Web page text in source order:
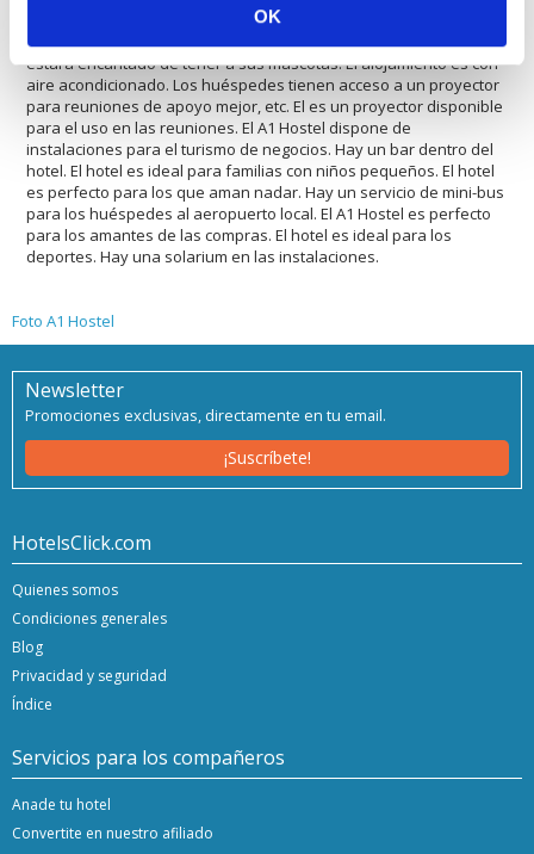
OK
aparcamiento para poder dejar un coche con seguridad. El hotel
es adecuado para grupos grandes y pequeños. El A1 Hostel
estará encantado de tener a sus mascotas. El alojamiento es con
aire acondicionado. Los huéspedes tienen acceso a un proyector
para reuniones de apoyo mejor, etc. El es un proyector disponible
para el uso en las reuniones. El A1 Hostel dispone de
instalaciones para el turismo de negocios. Hay un bar dentro del
hotel. El hotel es ideal para familias con niños pequeños. El hotel
es perfecto para los que aman nadar. Hay un servicio de mini-bus
para los huéspedes al aeropuerto local. El A1 Hostel es perfecto
para los amantes de las compras. El hotel es ideal para los
deportes. Hay una solarium en las instalaciones.
Foto A1 Hostel
Newsletter
Promociones exclusivas, directamente en tu email.
¡Suscríbete!
HotelsClick.com
Quienes somos
Condiciones generales
Blog
Privacidad y seguridad
Índice
Servicios para los compañeros
Anade tu hotel
Convertite en nuestro afiliado